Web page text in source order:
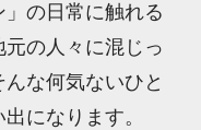
の日常に触れる
の人々に混じっ
な何気ないひと
になります。